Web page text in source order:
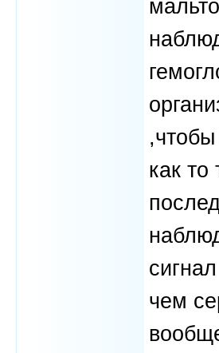
как то
чем